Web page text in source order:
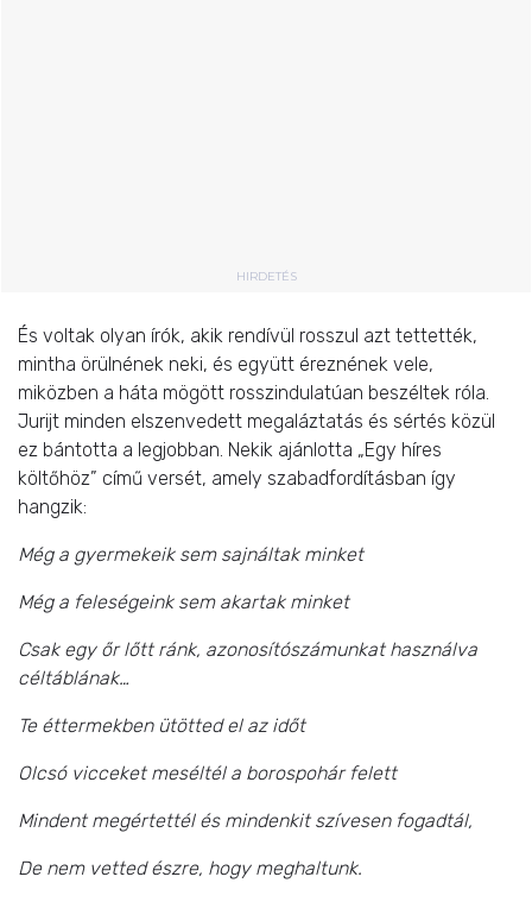
HIRDETÉS
És voltak olyan írók, akik rendívül rosszul azt tettették,
mintha örülnének neki, és együtt éreznének vele,
miközben a háta mögött rosszindulatúan beszéltek róla.
Jurijt minden elszenvedett megaláztatás és sértés közül
ez bántotta a legjobban. Nekik ajánlotta „Egy híres
költőhöz” című versét, amely szabadfordításban így
hangzik:
Még a gyermekeik sem sajnáltak minket
Még a feleségeink sem akartak minket
Csak egy őr lőtt ránk, azonosítószámunkat használva
céltáblának…
Te éttermekben ütötted el az időt
Olcsó vicceket meséltél a borospohár felett
Mindent megértettél és mindenkit szívesen fogadtál,
De nem vetted észre, hogy meghaltunk.